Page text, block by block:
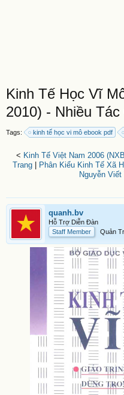
Kinh Tế Học Vĩ
2010) - Nhiều
Tags: kinh tế học vi mô ebook pdf
< Kinh Tế Việt Nam 2006
Trang
Phân Kiểu Kinh Tế Xã
Nguyễn
quanh.bv
Hỗ Trợ Diễn Đàn
Staff Member
Quản